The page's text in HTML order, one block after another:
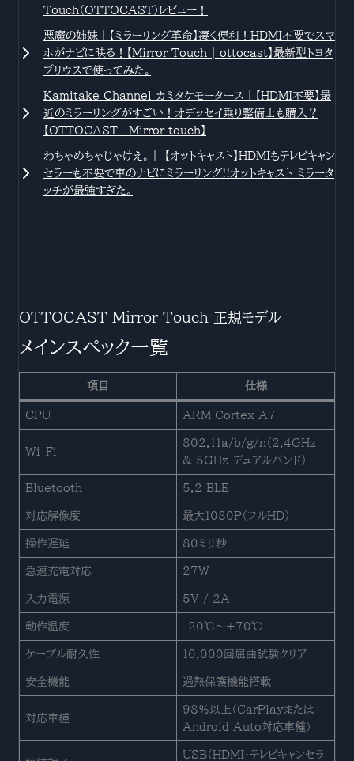
Touch（OTTOCAST）レビュー！
悪魔の姉妹｜【ミラーリング革命】凄く便利！HDMI不要でスマ
ホがナビに映る！【Mirror Touch | ottocast】最新型トヨタ
プリウスで使ってみた。
Kamitake Channel カミタケモータース｜【HDMI不要】最
近のミラーリングがすごい！オデッセイ乗り整備士も購入？
【OTTOCAST Mirror touch】
わちゃめちゃじゃけえ。｜ 【オットキャスト】HDMIもテレビキャン
セラーも不要で車のナビにミラーリング!!オットキャスト ミラータ
ッチが最強すぎた。
OTTOCAST Mirror Touch 正規モデル
メインスペック一覧
項目 仕様
CPU ARM Cortex A7
Wi-Fi
802.11a/b/g/n（2.4GHz
& 5GHz デュアルバンド）
Bluetooth 5.2 BLE
対応解像度 最大1080P（フルHD）
操作遅延 80ミリ秒
急速充電対応 27W
入力電源 5V / 2A
動作温度 -20℃〜+70℃
ケーブル耐久性 10,000回屈曲試験クリア
安全機能 過熱保護機能搭載
対応車種
98%以上（CarPlayまたは
Android Auto対応車種）
USB（HDMI・テレビキャンセラ